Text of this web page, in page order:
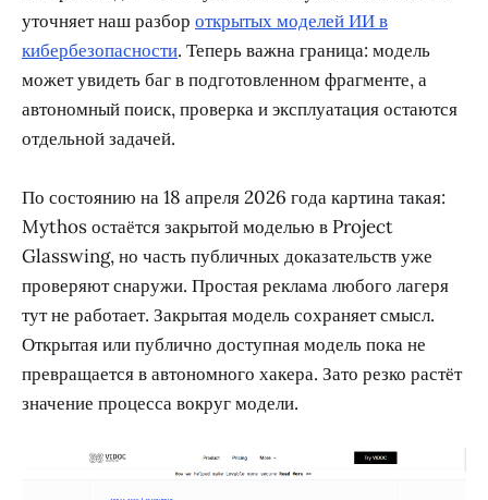
уточняет наш разбор открытых моделей ИИ в
кибербезопасности. Теперь важна граница: модель
может увидеть баг в подготовленном фрагменте, а
автономный поиск, проверка и эксплуатация остаются
отдельной задачей.
По состоянию на 18 апреля 2026 года картина такая:
Mythos остаётся закрытой моделью в Project
Glasswing, но часть публичных доказательств уже
проверяют снаружи. Простая реклама любого лагеря
тут не работает. Закрытая модель сохраняет смысл.
Открытая или публично доступная модель пока не
превращается в автономного хакера. Зато резко растёт
значение процесса вокруг модели.